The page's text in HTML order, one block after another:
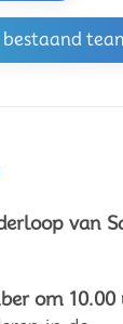
van
om 10.00